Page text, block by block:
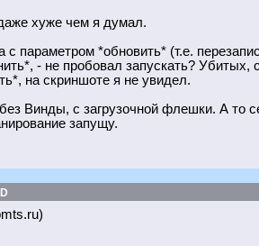
хуже чем я думал.
с параметром *обновить* (т.е.
- не пробовал запускать? Убитых,
на скриншоте я не увидел.
Винды, с загрузочной флешки. А то
запущу.